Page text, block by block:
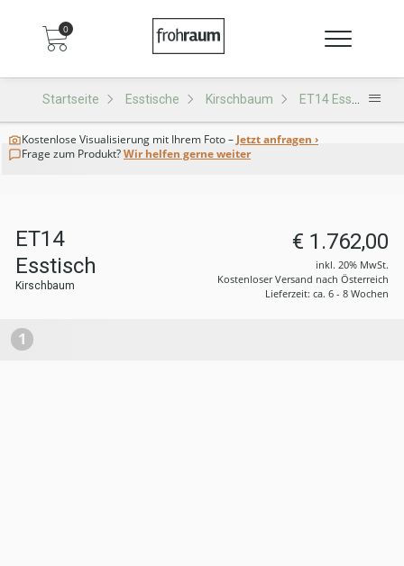
0
Startseite Esstische Kirschbaum ET14 Esstisch
Kostenlose Visualisierung mit Ihrem Foto – Jetzt anfragen ›
Frage zum Produkt?Wir helfen gerne weiter
ET14
Esstisch
Kirschbaum
€ 1.762,00
inkl. 20% MwSt.
Kostenloser Versand nach Österreich
Lieferzeit: ca. 6 - 8 Wochen
1